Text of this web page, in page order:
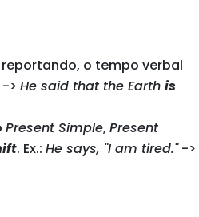
o tempo verbal
->He said that the Earthis
Present Simple,Present
. Ex.:He says, "I am tired."->